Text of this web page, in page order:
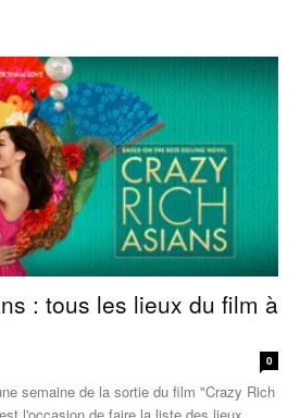
: tous les lieux du film à
0
semaine de la sortie du film "Crazy Rich